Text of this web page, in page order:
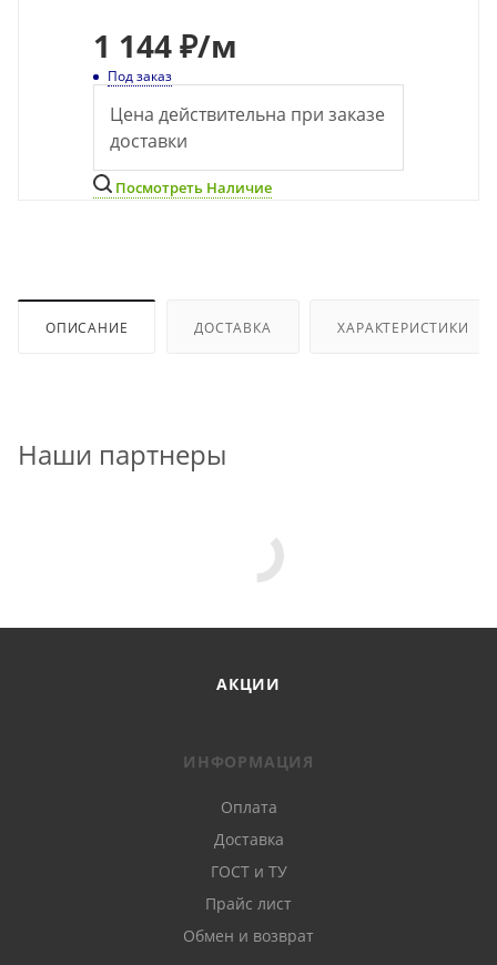
1 144 ₽/м
Под заказ
Цена действительна при заказе
доставки
Посмотреть Наличие
ОПИСАНИЕ ДОСТАВКА ХАРАКТЕРИСТИКИ
Наши партнеры
АКЦИИ
ИНФОРМАЦИЯ
Оплата
Доставка
ГОСТ и ТУ
Прайс лист
Обмен и возврат